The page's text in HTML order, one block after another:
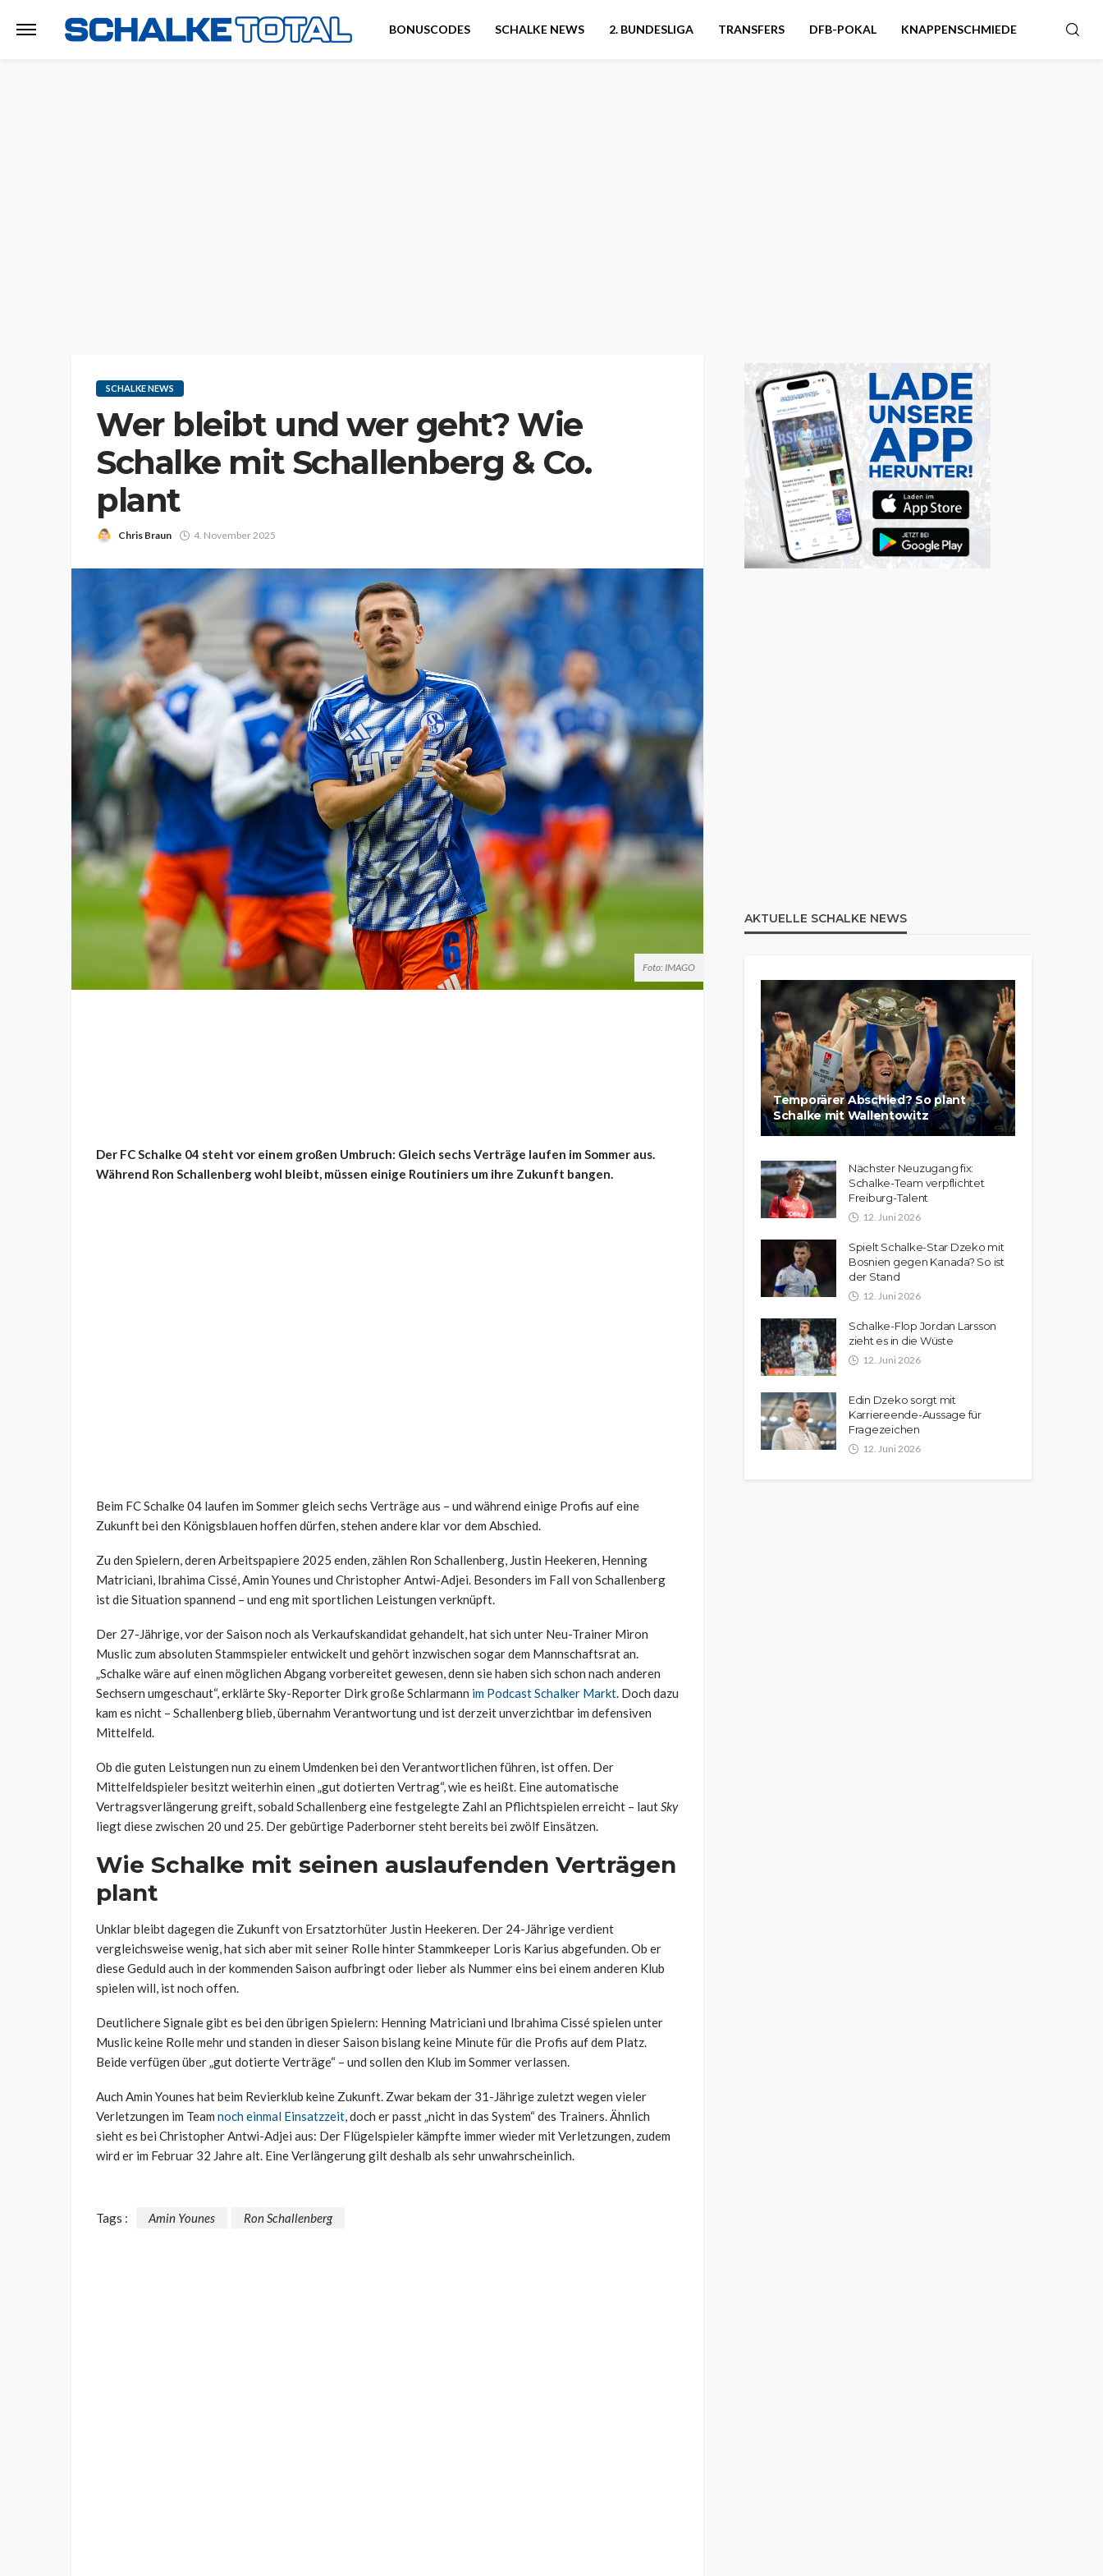
BONUSCODES SCHALKE NEWS 2. BUNDESLIGA TRANSFERS DFB-POKAL KNAPPENSCHMIEDE
SCHALKE NEWS
Wer bleibt und wer geht? Wie
Schalke mit Schallenberg & Co.
plant
Chris Braun 4. November 2025
Foto: IMAGO
Der FC Schalke 04 steht vor einem großen Umbruch: Gleich sechs Verträge laufen im Sommer aus.
Während Ron Schallenberg wohl bleibt, müssen einige Routiniers um ihre Zukunft bangen.
Beim FC Schalke 04 laufen im Sommer gleich sechs Verträge aus – und während einige Profis auf eine
Zukunft bei den Königsblauen hoffen dürfen, stehen andere klar vor dem Abschied.
Zu den Spielern, deren Arbeitspapiere 2025 enden, zählen Ron Schallenberg, Justin Heekeren, Henning
Matriciani, Ibrahima Cissé, Amin Younes und Christopher Antwi-Adjei. Besonders im Fall von Schallenberg
ist die Situation spannend – und eng mit sportlichen Leistungen verknüpft.
Der 27-Jährige, vor der Saison noch als Verkaufskandidat gehandelt, hat sich unter Neu-Trainer Miron
Muslic zum absoluten Stammspieler entwickelt und gehört inzwischen sogar dem Mannschaftsrat an.
„Schalke wäre auf einen möglichen Abgang vorbereitet gewesen, denn sie haben sich schon nach anderen
Sechsern umgeschaut“, erklärte Sky-Reporter Dirk große Schlarmann im Podcast Schalker Markt. Doch dazu
kam es nicht – Schallenberg blieb, übernahm Verantwortung und ist derzeit unverzichtbar im defensiven
Mittelfeld.
Ob die guten Leistungen nun zu einem Umdenken bei den Verantwortlichen führen, ist offen. Der
Mittelfeldspieler besitzt weiterhin einen „gut dotierten Vertrag“, wie es heißt. Eine automatische
Vertragsverlängerung greift, sobald Schallenberg eine festgelegte Zahl an Pflichtspielen erreicht – lautSky
liegt diese zwischen 20 und 25. Der gebürtige Paderborner steht bereits bei zwölf Einsätzen.
Wie Schalke mit seinen auslaufenden Verträgen
plant
Unklar bleibt dagegen die Zukunft von Ersatztorhüter Justin Heekeren. Der 24-Jährige verdient
vergleichsweise wenig, hat sich aber mit seiner Rolle hinter Stammkeeper Loris Karius abgefunden. Ob er
diese Geduld auch in der kommenden Saison aufbringt oder lieber als Nummer eins bei einem anderen Klub
spielen will, ist noch offen.
Deutlichere Signale gibt es bei den übrigen Spielern: Henning Matriciani und Ibrahima Cissé spielen unter
Muslic keine Rolle mehr und standen in dieser Saison bislang keine Minute für die Profis auf dem Platz.
Beide verfügen über „gut dotierte Verträge“ – und sollen den Klub im Sommer verlassen.
Auch Amin Younes hat beim Revierklub keine Zukunft. Zwar bekam der 31-Jährige zuletzt wegen vieler
Verletzungen im Team noch einmal Einsatzzeit, doch er passt „nicht in das System“ des Trainers. Ähnlich
sieht es bei Christopher Antwi-Adjei aus: Der Flügelspieler kämpfte immer wieder mit Verletzungen, zudem
wird er im Februar 32 Jahre alt. Eine Verlängerung gilt deshalb als sehr unwahrscheinlich.
Tags : Amin Younes Ron Schallenberg
AKTUELLE SCHALKE NEWS
Temporärer Abschied? So plant
Schalke mit Wallentowitz
Nächster Neuzugang fix:
Schalke-Team verpflichtet
Freiburg-Talent
12. Juni 2026
Spielt Schalke-Star Dzeko mit
Bosnien gegen Kanada? So ist
der Stand
12. Juni 2026
Schalke-Flop Jordan Larsson
zieht es in die Wüste
12. Juni 2026
Edin Dzeko sorgt mit
Karriereende-Aussage für
Fragezeichen
12. Juni 2026